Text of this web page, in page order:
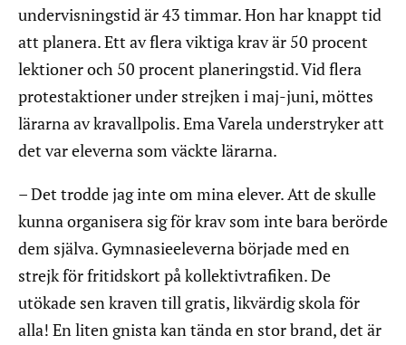
undervisningstid är 43 timmar. Hon har knappt tid
att planera. Ett av flera viktiga krav är 50 procent
lektioner och 50 procent planeringstid. Vid flera
protestaktioner under strejken i maj-juni, möttes
lärarna av kravallpolis. Ema Varela understryker att
det var eleverna som väckte lärarna.
– Det trodde jag inte om mina elever. Att de skulle
kunna organisera sig för krav som inte bara berörde
dem själva. Gymnasieeleverna började med en
strejk för fritidskort på kollektivtrafiken. De
utökade sen kraven till gratis, likvärdig skola för
alla! En liten gnista kan tända en stor brand, det är